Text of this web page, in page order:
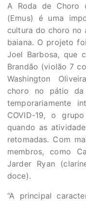
A Roda de Choro
(Emus) é uma
cultura do choro no
baiana. O projeto
Joel Barbosa, que
Brandão (violão 7
Washington
choro no pátio da
temporariamente
COVID-19, o
quando as
retomadas. Com
membros, como
Jarder Ryan
doce).
“A principal